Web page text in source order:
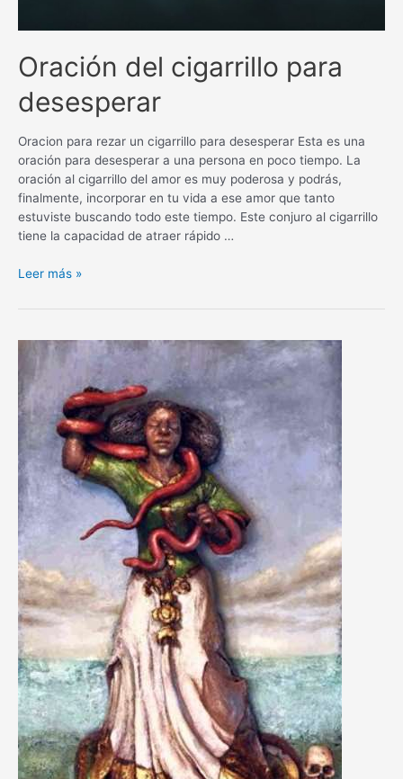
Oración del cigarrillo para
desesperar
Oracion para rezar un cigarrillo para desesperar Esta es una
oración para desesperar a una persona en poco tiempo. La
oración al cigarrillo del amor es muy poderosa y podrás,
finalmente, incorporar en tu vida a ese amor que tanto
estuviste buscando todo este tiempo. Este conjuro al cigarrillo
tiene la capacidad de atraer rápido …
Oración
cigarrillo
desesperar
Leer más »